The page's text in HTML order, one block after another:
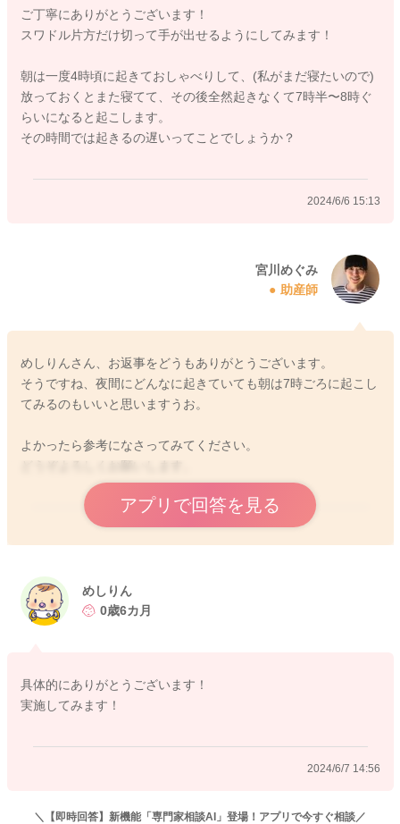
お使いのスワドルに片方ずつ穴を開けてみて、試されてみるこ
とで、腕を出して、スワドルではなくてもねんねができていく
朝起こしてあげる時間を早めていかれることで、寝る時間も早
まっていくことがありますよ。
2024/6/6 14:53
ご丁寧にありがとうございます！
スワドル片方だけ切って手が出せるようにしてみます！
朝は一度4時頃に起きておしゃべりして、(私がまだ寝たいので)
放っておくとまた寝てて、その後全然起きなくて7時半〜8時ぐ
らいになると起こします。
その時間では起きるの遅いってことでしょうか？
2024/6/6 15:13
宮川めぐみ
助産師
めしりんさん、お返事をどうもありがとうございます。
そうですね、夜間にどんなに起きていても朝は7時ごろに起こし
てみるのもいいと思いますうお。
よかったら参考になさってみてください。
アプリで回答を見る
2024/6/6 20:37
めしりん
0歳6カ月
具体的にありがとうございます！
実施してみます！
2024/6/7 14:56
＼【即時回答】新機能「専門家相談AI」登場！アプリで今すぐ相談／